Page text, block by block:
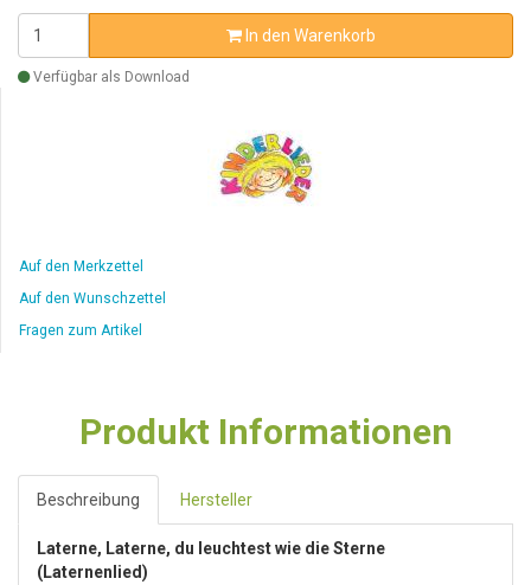
In den Warenkorb
Verfügbar als Download
Auf den Merkzettel
Auf den Wunschzettel
Fragen zum Artikel
Produkt Informationen
Beschreibung Hersteller
Laterne, Laterne, du leuchtest wie die Sterne
(Laternenlied)